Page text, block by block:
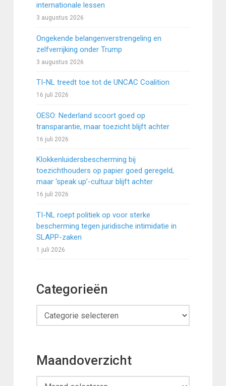
internationale lessen
3 augustus 2026
Ongekende belangenverstrengeling en
zelfverrijking onder Trump
3 augustus 2026
TI-NL treedt toe tot de UNCAC Coalition
16 juli 2026
OESO: Nederland scoort goed op
transparantie, maar toezicht blijft achter
16 juli 2026
Klokkenluidersbescherming bij
toezichthouders op papier goed geregeld,
maar ‘speak up’-cultuur blijft achter
16 juli 2026
TI-NL roept politiek op voor sterke
bescherming tegen juridische intimidatie in
SLAPP-zaken
1 juli 2026
Categorieën
Categorieën
Maandoverzicht
Maandoverzicht